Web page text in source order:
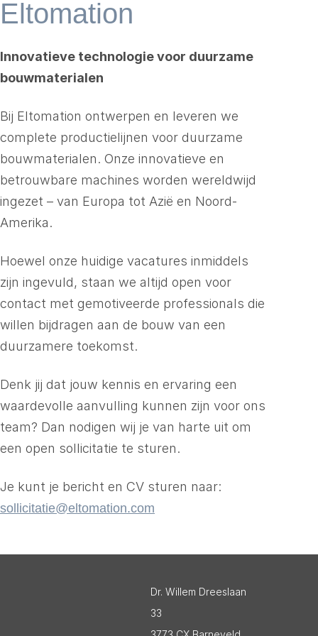
Eltomation
Innovatieve technologie voor duurzame
bouwmaterialen
Bij Eltomation ontwerpen en leveren we
complete productielijnen voor duurzame
bouwmaterialen. Onze innovatieve en
betrouwbare machines worden wereldwijd
ingezet – van Europa tot Azië en Noord-
Amerika.
Hoewel onze huidige vacatures inmiddels
zijn ingevuld, staan we altijd open voor
contact met gemotiveerde professionals die
willen bijdragen aan de bouw van een
duurzamere toekomst.
Denk jij dat jouw kennis en ervaring een
waardevolle aanvulling kunnen zijn voor ons
team? Dan nodigen wij je van harte uit om
een open sollicitatie te sturen.
Je kunt je bericht en CV sturen naar:
sollicitatie@eltomation.com
Dr. Willem Dreeslaan
33